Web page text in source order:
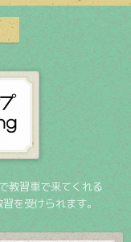
教習車で来てくれる
を受けられます。